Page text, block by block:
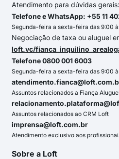
Atendimento para dúvidas gerais:
Telefone e WhatsApp: +55 11
Segunda-feira a sexta-feira das 9:00
Negociação de taxa ou aluguel
loft.vc/
Telefone 0800 001 6003
Segunda-feira a sexta-feira das 9:00
Assuntos relacionados a Fiança Aluguel
Assuntos relacionados ao CRM Loft
imprensa@loft.com.br
Atendimento exclusivo aos
Sobre a Loft